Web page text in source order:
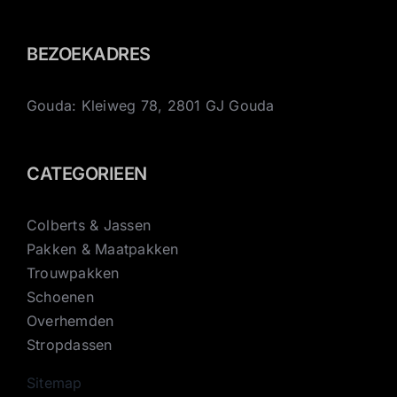
BEZOEKADRES
Gouda: Kleiweg 78, 2801 GJ Gouda
CATEGORIEEN
Colberts & Jassen
Pakken & Maatpakken
Trouwpakken
Schoenen
Overhemden
Stropdassen
Sitemap